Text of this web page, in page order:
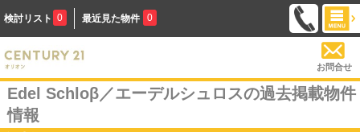
検討リスト 0 最近見た物件 0
お問合せ
Edel Schloβ／エーデルシュロスの過去掲載物件
情報